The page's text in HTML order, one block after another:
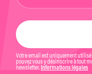
Votre email est uniquement
pouvez vous y désinscrire à tout
newsletter. Informations légales